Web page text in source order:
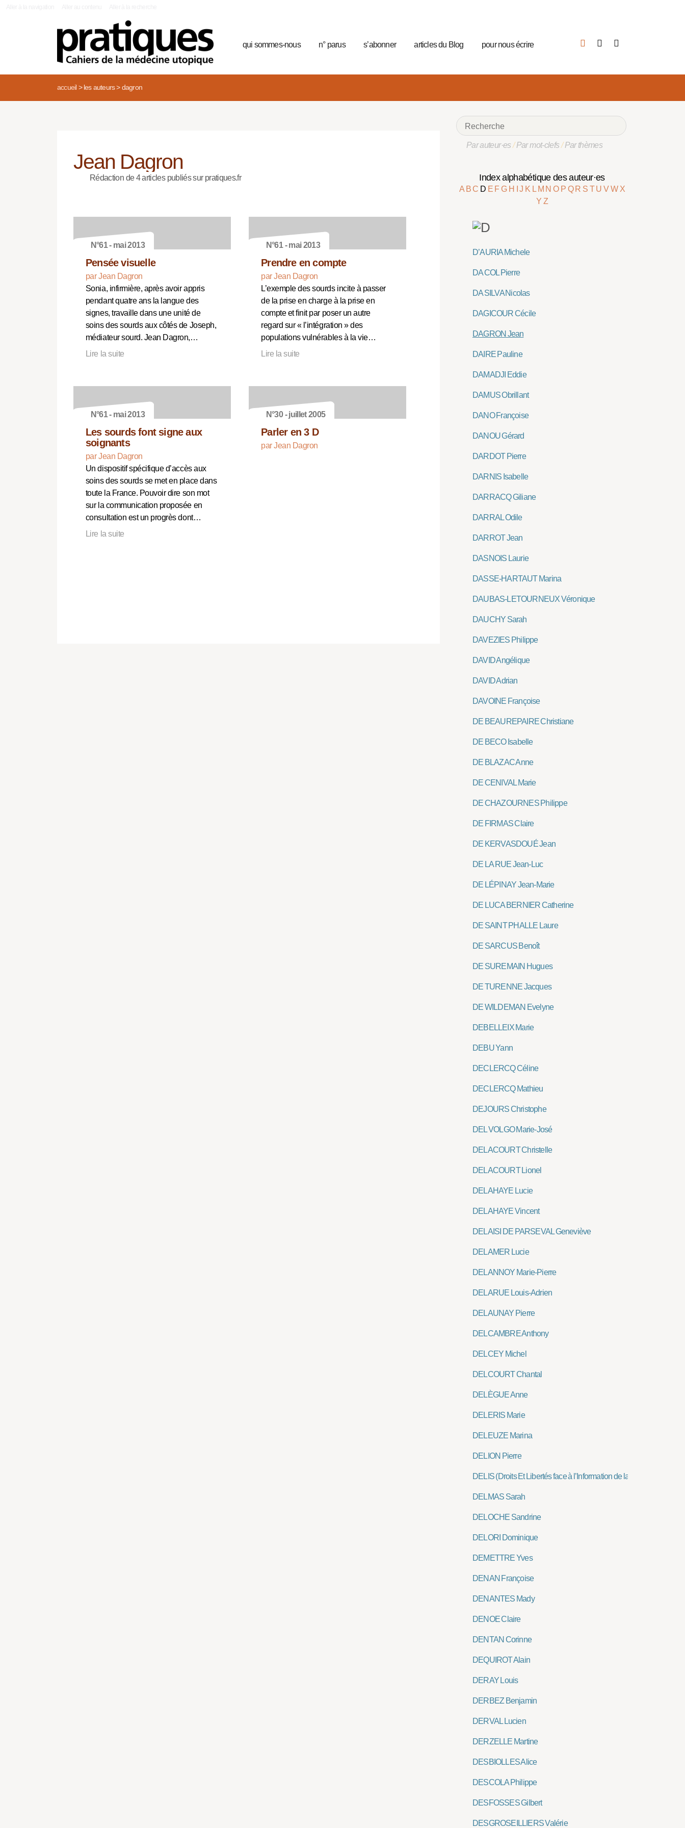
qui sommes-nous n° parus s’abonner articles du Blog pour nous écrire
accueil> les auteurs> dagron
Jean Dagron
Rédaction de 4 articles publiés sur pratiques.fr
N°61 - mai 2013
Pensée visuelle
par Jean Dagron
Sonia, infirmière, après avoir appris
pendant quatre ans la langue des
signes, travaille dans une unité de
soins des sourds aux côtés de Joseph,
médiateur sourd. Jean Dagron,…
Lire la suite
N°61 - mai 2013
Prendre en compte
par Jean Dagron
L’exemple des sourds incite à passer
de la prise en charge à la prise en
compte et finit par poser un autre
regard sur « l’intégration » des
populations vulnérables à la vie…
Lire la suite
N°61 - mai 2013
Les sourds font signe aux
soignants
par Jean Dagron
Un dispositif spécifique d’accès aux
soins des sourds se met en place dans
toute la France. Pouvoir dire son mot
sur la communication proposée en
consultation est un progrès dont…
Lire la suite
N°30 - juillet 2005
Parler en 3 D
par Jean Dagron
Par auteur·es/Par mot-clefs/Par thèmes
Index alphabétique des auteur·es
A BC D E FG H IJ K L M NO P Q R S TUVW X
Y Z
D’AURIA Michele
DA COL Pierre
DA SILVA Nicolas
DAGICOUR Cécile
DAGRON Jean
DAIRE Pauline
DAMADJI Eddie
DAMUS Obrillant
DANO Françoise
DANOU Gérard
DARDOT Pierre
DARNIS Isabelle
DARRACQ Giliane
DARRAL Odile
DARROT Jean
DASNOIS Laurie
DASSE-HARTAUT Marina
DAUBAS-LETOURNEUX Véronique
DAUCHY Sarah
DAVEZIES Philippe
DAVID Angélique
DAVID Adrian
DAVOINE Françoise
DE BEAUREPAIRE Christiane
DE BECO Isabelle
DE BLAZAC Anne
DE CENIVAL Marie
DE CHAZOURNES Philippe
DE FIRMAS Claire
DE KERVASDOUÉ Jean
DE LA RUE Jean-Luc
DE LÉPINAY Jean-Marie
DE LUCA BERNIER Catherine
DE SAINT PHALLE Laure
DE SARCUS Benoît
DE SUREMAIN Hugues
DE TURENNE Jacques
DE WILDEMAN Evelyne
DEBELLEIX Marie
DEBU Yann
DECLERCQ Céline
DECLERCQ Mathieu
DEJOURS Christophe
DEL VOLGO Marie-José
DELACOURT Christelle
DELACOURT Lionel
DELAHAYE Lucie
DELAHAYE Vincent
DELAISI DE PARSEVAL Geneviève
DELAMER Lucie
DELANNOY Marie-Pierre
DELARUE Louis-Adrien
DELAUNAY Pierre
DELCAMBRE Anthony
DELCEY Michel
DELCOURT Chantal
DELÈGUE Anne
DELERIS Marie
DELEUZE Marina
DELION Pierre
DELIS (Droits Et Libertés face à l’Information de la Société)
DELMAS Sarah
DELOCHE Sandrine
DELORI Dominique
DEMETTRE Yves
DENAN Françoise
DENANTES Mady
DENOE Claire
DENTAN Corinne
DEQUIROT Alain
DERAY Louis
DERBEZ Benjamin
DERVAL Lucien
DERZELLE Martine
DESBIOLLES Alice
DESCOLA Philippe
DESFOSSES Gilbert
DESGROSEILLIERS Valérie